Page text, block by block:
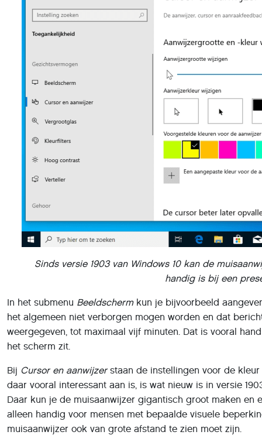
Sinds versie 1903 van Windows 10 kan de
handig is bij een
In het submenu Beeldscherm kun je bijvoorbeeld
het algemeen niet verborgen mogen worden en dat
weergegeven, tot maximaal vijf minuten. Dat is vooral
het scherm zit.
Bij Cursor en aanwijzerstaan de instellingen voor de kleur
daar vooral interessant aan is, is wat nieuw is in versie
Daar kun je de muisaanwijzer gigantisch groot maken en
alleen handig voor mensen met bepaalde visuele
muisaanwijzer ook van grote afstand te zien moet zijn.